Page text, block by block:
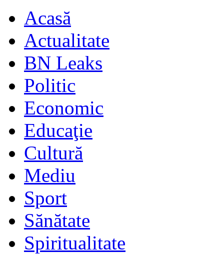
Acasă
Actualitate
BN Leaks
Politic
Economic
Educaţie
Cultură
Mediu
Sport
Sănătate
Spiritualitate